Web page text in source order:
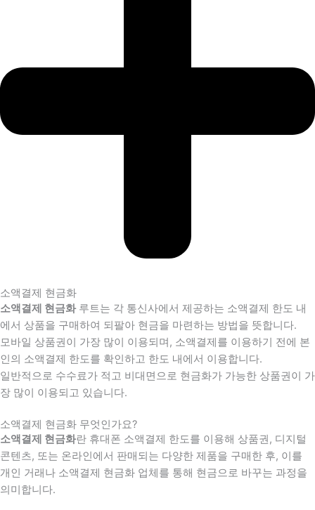
소액결제 현금화
소액결제 현금화루트는 각 통신사에서 제공하는 소액결제 한도 내
에서 상품을 구매하여 되팔아 현금을 마련하는 방법을 뜻합니다.
모바일 상품권이 가장 많이 이용되며, 소액결제를 이용하기 전에 본
인의 소액결제 한도를 확인하고 한도 내에서 이용합니다.
일반적으로 수수료가 적고 비대면으로 현금화가 가능한 상품권이 가
장 많이 이용되고 있습니다.
소액결제 현금화 무엇인가요?
소액결제 현금화란 휴대폰 소액결제 한도를 이용해 상품권, 디지털
콘텐츠, 또는 온라인에서 판매되는 다양한 제품을 구매한 후, 이를
개인 거래나 소액결제 현금화 업체를 통해 현금으로 바꾸는 과정을
의미합니다.